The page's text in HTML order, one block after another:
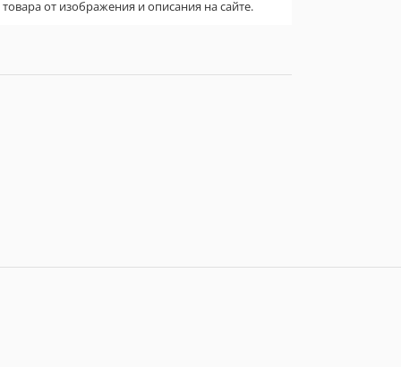
от изображения и описания на сайте.